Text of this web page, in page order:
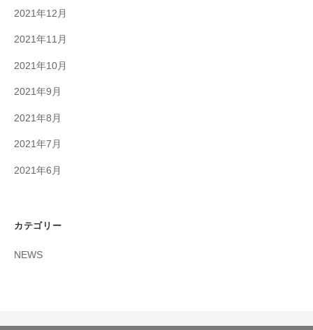
2021年12月
2021年11月
2021年10月
2021年9月
2021年8月
2021年7月
2021年6月
カテゴリー
NEWS